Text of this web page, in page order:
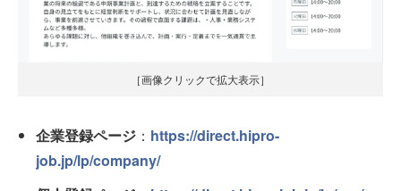
［画像クリックで拡大表示］
企業登録ページ ： https://direct.hipro-
job.jp/lp/company/